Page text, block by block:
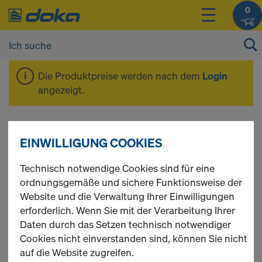
0
Die Produktpreise werden nach dem Login
angezeigt.
Frami Xlife
74 Produkte gefunden
Meist gesucht
EINWILLIGUNG COOKIES
Technisch notwendige Cookies sind für eine
ordnungsgemäße und sichere Funktionsweise der
Website und die Verwaltung Ihrer Einwilligungen
erforderlich. Wenn Sie mit der Verarbeitung Ihrer
Daten durch das Setzen technisch notwendiger
Cookies nicht einverstanden sind, können Sie nicht
auf die Website zugreifen.